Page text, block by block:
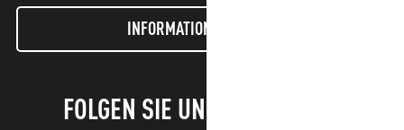
INFORMATIONEN LETTER
FOLGEN SIE UNS!